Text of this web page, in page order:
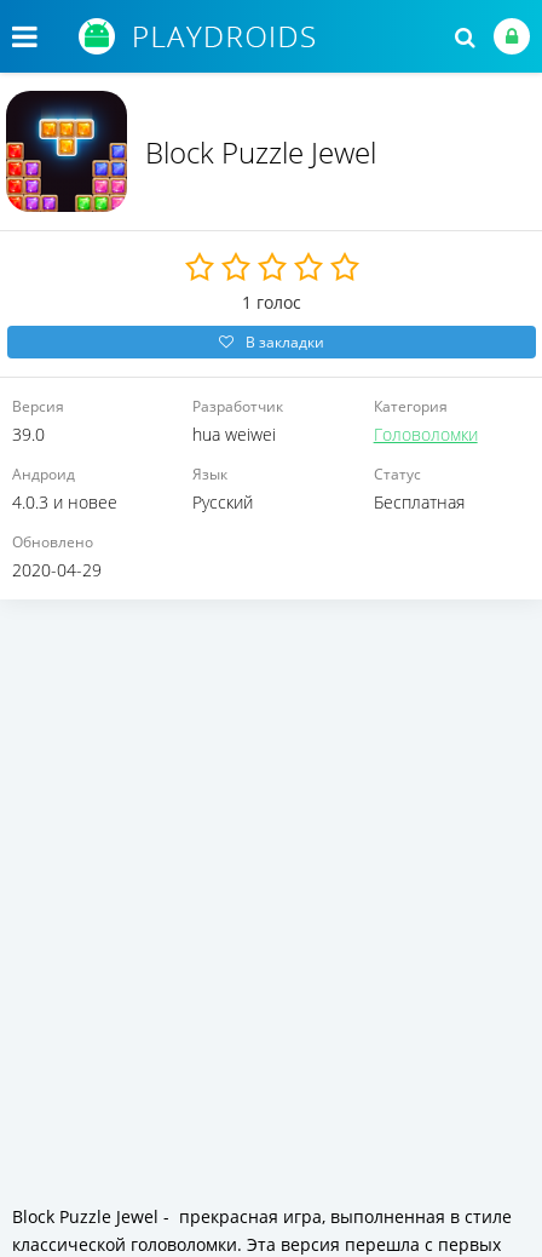
Block Puzzle Jewel
1 голос
В закладки
Версия
39.0
Разработчик
hua weiwei
Категория
Головоломки
Андроид
4.0.3 и новее
Язык
Русский
Статус
Бесплатная
Обновлено
2020-04-29
Block Puzzle Jewel - прекрасная игра, выполненная в стиле
классической головоломки. Эта версия перешла с первых